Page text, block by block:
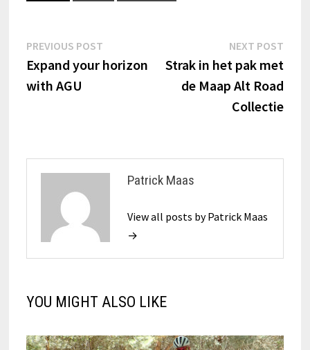
Bericht
navigatie
PREVIOUS POSTPrevious
post:
Expand your horizon
with AGU
NEXT POST
Strak in het pak met
de Maap Alt Road
Collectie
Patrick Maas
View all posts by Patrick Maas
→
YOU MIGHT ALSO LIKE